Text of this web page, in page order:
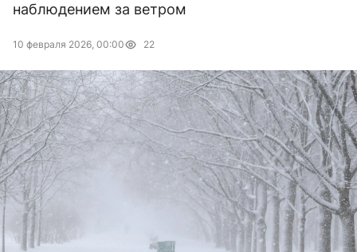
наблюдением за ветром
10 февраля 2026, 00:00 22